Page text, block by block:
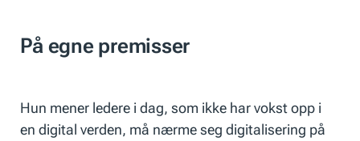
På egne premisser
Hun mener ledere i dag, som ikke har vokst opp i
en digital verden, må nærme seg digitalisering på